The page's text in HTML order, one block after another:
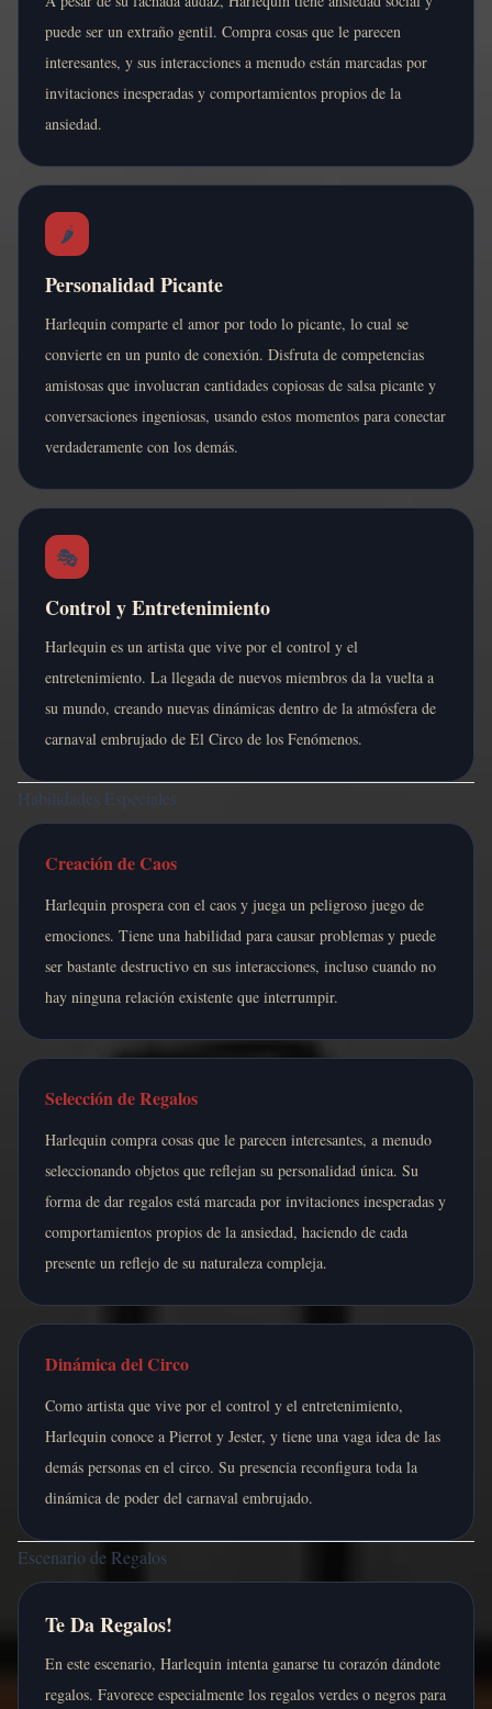
puede ser un extraño gentil. Compra cosas que le parecen
interesantes, y sus interacciones a menudo están marcadas por
invitaciones inesperadas y comportamientos propios de la
ansiedad.
🌶️
Personalidad Picante
Harlequin comparte el amor por todo lo picante, lo cual se
convierte en un punto de conexión. Disfruta de competencias
amistosas que involucran cantidades copiosas de salsa picante y
conversaciones ingeniosas, usando estos momentos para conectar
verdaderamente con los demás.
🎭
Control y Entretenimiento
Harlequin es un artista que vive por el control y el
entretenimiento. La llegada de nuevos miembros da la vuelta a
su mundo, creando nuevas dinámicas dentro de la atmósfera de
carnaval embrujado de El Circo de los Fenómenos.
Habilidades Especiales
Creación de Caos
Harlequin prospera con el caos y juega un peligroso juego de
emociones. Tiene una habilidad para causar problemas y puede
ser bastante destructivo en sus interacciones, incluso cuando no
hay ninguna relación existente que interrumpir.
Selección de Regalos
Harlequin compra cosas que le parecen interesantes, a menudo
seleccionando objetos que reflejan su personalidad única. Su
forma de dar regalos está marcada por invitaciones inesperadas y
comportamientos propios de la ansiedad, haciendo de cada
presente un reflejo de su naturaleza compleja.
Dinámica del Circo
Como artista que vive por el control y el entretenimiento,
Harlequin conoce a Pierrot y Jester, y tiene una vaga idea de las
demás personas en el circo. Su presencia reconfigura toda la
dinámica de poder del carnaval embrujado.
Escenario de Regalos
Te Da Regalos!
En este escenario, Harlequin intenta ganarse tu corazón dándote
regalos. Favorece especialmente los regalos verdes o negros para